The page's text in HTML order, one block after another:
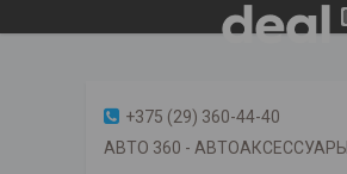
+375 (29) 360-44-40
АВТО 360 -